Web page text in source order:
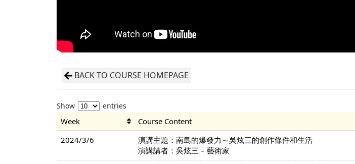
BACK TO COURSE HOMEPAGE
Show entries
Week Course Content
2024/3/6
演講主題：南島的爆發力～吳炫三的創作條件和生活
演講講者：吳炫三 – 藝術家